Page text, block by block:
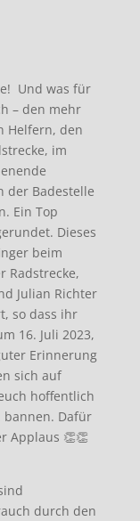
Und was für
– den mehr
Helfern, den
im
der Badestelle
Ein Top
Dieses
beim
Radstrecke,
Julian Richter
so dass ihr
16. Juli 2023,
Erinnerung
sich auf
hoffentlich
bannen. Dafür
Applaus 👏👏
durch den